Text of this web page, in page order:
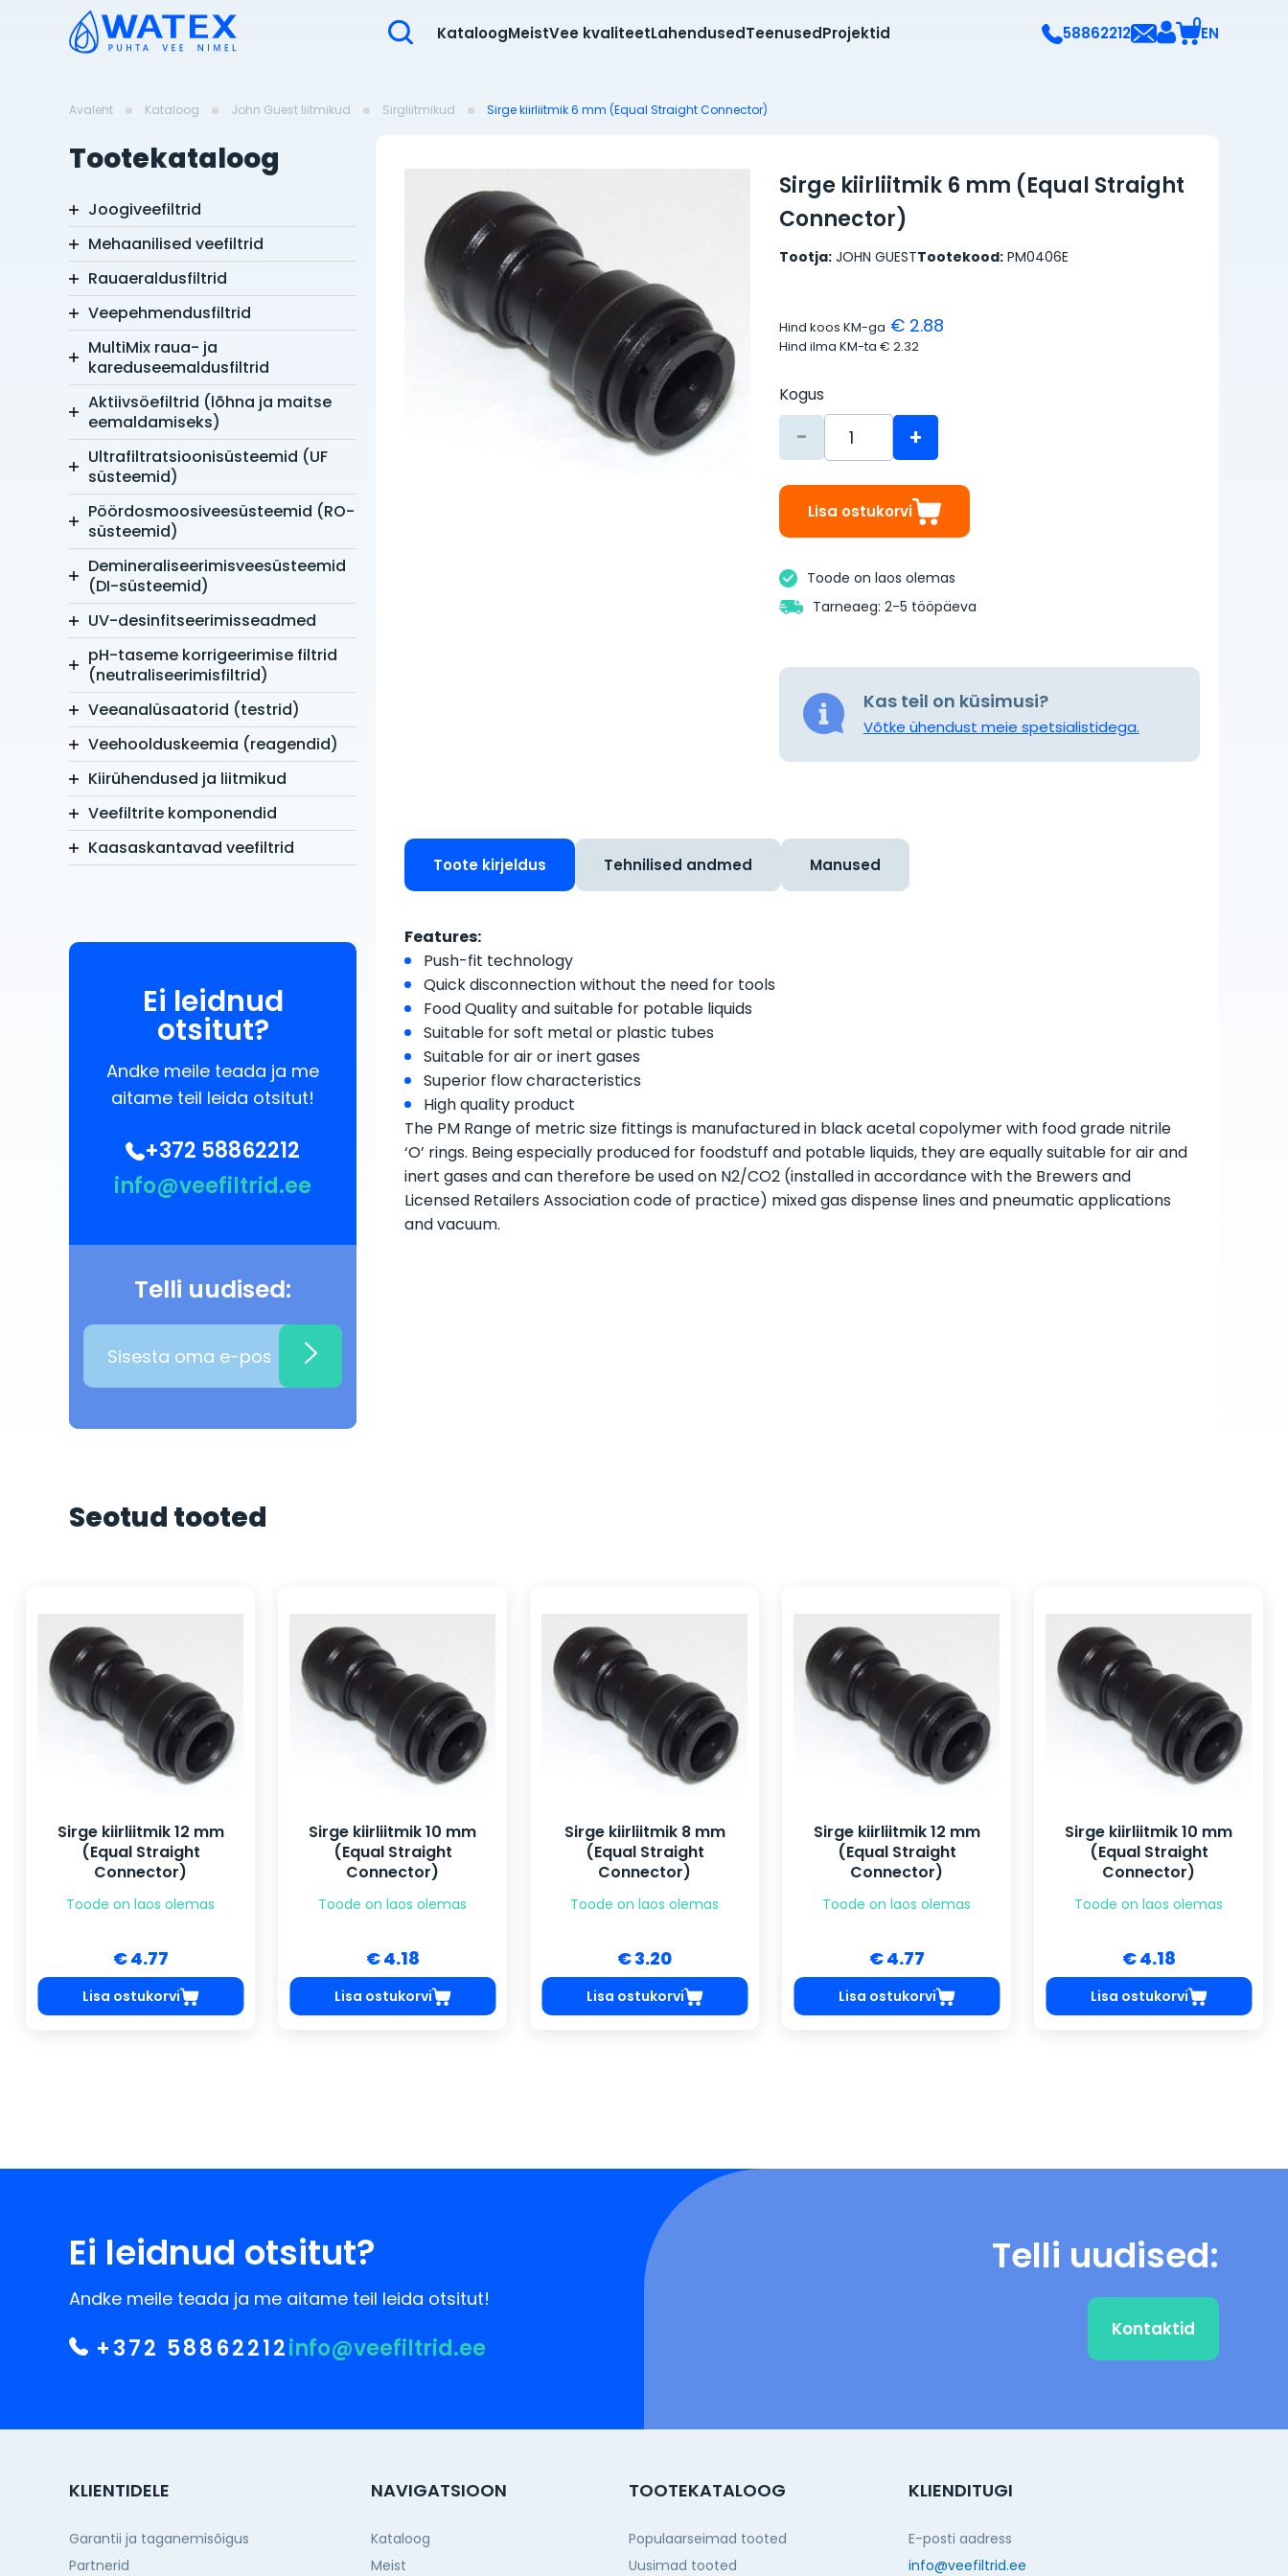
KataloogMeistVee kvaliteetLahendusedTeenusedProjektid 58862212 0EN
Avaleht Kataloog John Guest liitmikud Sirgliitmikud Sirge kiirliitmik 6 mm (Equal Straight Connector)
Tootekataloog
Joogiveefiltrid
Mehaanilised veefiltrid
Rauaeraldusfiltrid
Veepehmendusfiltrid
MultiMix raua- ja
kareduseemaldusfiltrid
Aktiivsöefiltrid (lõhna ja maitse
eemaldamiseks)
Ultrafiltratsioonisüsteemid (UF
süsteemid)
Pöördosmoosiveesüsteemid (RO-
süsteemid)
Demineraliseerimisveesüsteemid
(DI-süsteemid)
UV-desinfitseerimisseadmed
pH-taseme korrigeerimise filtrid
(neutraliseerimisfiltrid)
Veeanalüsaatorid (testrid)
Veehoolduskeemia (reagendid)
Kiirühendused ja liitmikud
Veefiltrite komponendid
Kaasaskantavad veefiltrid
Ei leidnud
otsitut?
Andke meile teada ja me
aitame teil leida otsitut!
+372 58862212
info@veefiltrid.ee
Telli uudised:
Sirge kiirliitmik 6 mm (Equal Straight
Connector)
Tootja: JOHN GUESTTootekood:PM0406E
Hind koos KM-ga € 2.88
Hind ilma KM-ta € 2.32
Kogus
- +
Lisa ostukorvi
Toode on laos olemas
Tarneaeg: 2-5 tööpäeva
Kas teil on küsimusi?
Võtke ühendust meie spetsialistidega.
Toote kirjeldus Tehnilised andmed Manused
Features:
Push-fit technology
Quick disconnection without the need for tools
Food Quality and suitable for potable liquids
Suitable for soft metal or plastic tubes
Suitable for air or inert gases
Superior flow characteristics
High quality product
The PM Range of metric size fittings is manufactured in black acetal copolymer with food grade nitrile
‘O’ rings. Being especially produced for foodstuff and potable liquids, they are equally suitable for air and
inert gases and can therefore be used on N2/CO2 (installed in accordance with the Brewers and
Licensed Retailers Association code of practice) mixed gas dispense lines and pneumatic applications
and vacuum.
Seotud tooted
Sirge kiirliitmik 12 mm
(Equal Straight
Connector)
Toode on laos olemas
€ 4.77
Lisa ostukorvi
Sirge kiirliitmik 10 mm
(Equal Straight
Connector)
Toode on laos olemas
€ 4.18
Lisa ostukorvi
Sirge kiirliitmik 8 mm
(Equal Straight
Connector)
Toode on laos olemas
€ 3.20
Lisa ostukorvi
Sirge kiirliitmik 12 mm
(Equal Straight
Connector)
Toode on laos olemas
€ 4.77
Lisa ostukorvi
Sirge kiirliitmik 10 mm
(Equal Straight
Connector)
Toode on laos olemas
€ 4.18
Lisa ostukorvi
Ei leidnud otsitut?
Andke meile teada ja me aitame teil leida otsitut!
+372 58862212info@veefiltrid.ee
Telli uudised:
Kontaktid
KLIENTIDELE
Garantii ja taganemisõigus
Partnerid
NAVIGATSIOON
Kataloog
Meist
TOOTEKATALOOG
Populaarseimad tooted
Uusimad tooted
KLIENDITUGI
E-posti aadress
info@veefiltrid.ee